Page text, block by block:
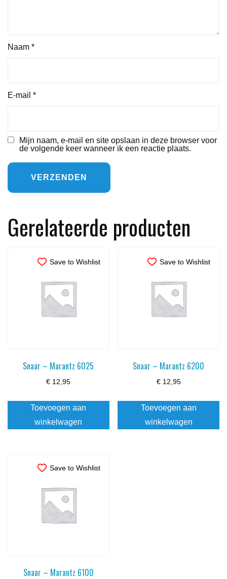
Naam *
E-mail *
Mijn naam, e-mail en site opslaan in deze browser voor
de volgende keer wanneer ik een reactie plaats.
Gerelateerde producten
Save to Wishlist
Snaar – Marantz 6025
€ 12,95
Toevoegen aan
winkelwagen
Save to Wishlist
Snaar – Marantz 6200
€12,95
Toevoegen aan
winkelwagen
Save to Wishlist
Snaar – Marantz 6100